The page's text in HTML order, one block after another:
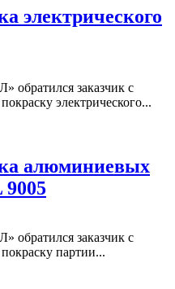
электрического
заказчик с
электрического...
алюминиевых
9005
заказчик с
партии...